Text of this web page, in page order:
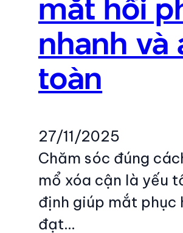
nhanh và
toàn
27/11/2025
Chăm sóc đúng
mổ xóa cận là yếu
định giúp mắt phục
đạt…